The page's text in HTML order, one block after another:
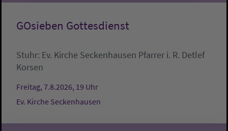
GOsieben Gottesdienst
Stuhr: Ev. Kirche Seckenhausen Pfarrer i. R. Detlef
Korsen
Freitag, 7.8.2026, 19 Uhr
Ev. Kirche Seckenhausen